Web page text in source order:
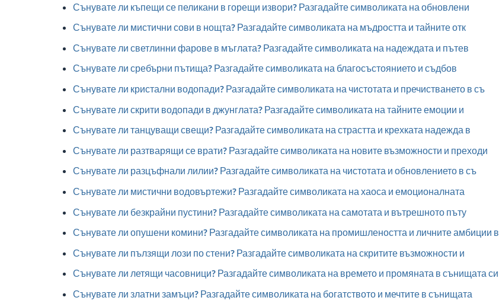
Сънувате ли къпещи се пеликани в горещи извори? Разгадайте символиката на обновлени
Сънувате ли мистични сови в нощта? Разгадайте символиката на мъдростта и тайните отк
Сънувате ли светлинни фарове в мъглата? Разгадайте символиката на надеждата и пътев
Сънувате ли сребърни пътища? Разгадайте символиката на благосъстоянието и съдбов
Сънувате ли кристални водопади? Разгадайте символиката на чистотата и пречистването в съ
Сънувате ли скрити водопади в джунглата? Разгадайте символиката на тайните емоции и
Сънувате ли танцуващи свещи? Разгадайте символиката на страстта и крехката надежда в
Сънувате ли разтварящи се врати? Разгадайте символиката на новите възможности и преходи
Сънувате ли разцъфнали лилии? Разгадайте символиката на чистотата и обновлението в съ
Сънувате ли мистични водовъртежи? Разгадайте символиката на хаоса и емоционалната
Сънувате ли безкрайни пустини? Разгадайте символиката на самотата и вътрешното пъту
Сънувате ли опушени комини? Разгадайте символиката на промишлеността и личните амбиции в
Сънувате ли пълзящи лози по стени? Разгадайте символиката на скритите възможности и
Сънувате ли летящи часовници? Разгадайте символиката на времето и промяната в сънищата си
Сънувате ли златни замъци? Разгадайте символиката на богатството и мечтите в сънищата